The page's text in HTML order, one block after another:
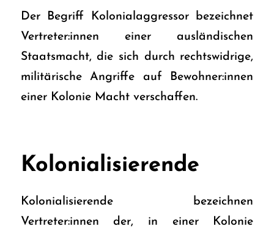
Der Begriff Kolonialaggressor bezeichnet
Vertreter:innen einer ausländischen
Staatsmacht, die sich durch rechtswidrige,
militärische Angriffe auf Bewohner:innen
einer Kolonie Macht verschaffen.
Kolonialisierende
Kolonialisierende bezeichnen
Vertreter:innen der, in einer Kolonie